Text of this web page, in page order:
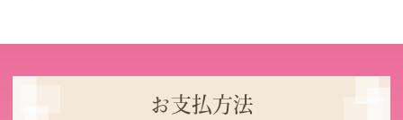
お支払方法